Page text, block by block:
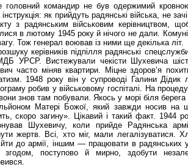
головний командир не був одержимий
інструкція: як прийдуть радянські війська, не
з радянським військовим керівництвом,
в лютому 1945 року й нічого не дали.
Тож генерал воював із ними ще декілька літ.
керівників підпілля радянські
УРСР. Вистежували чекісти Шухевича
часто міняв квартири. Міцне здоров’я
1948 року він у супроводі Галини Дідик
робив у військовому госпіталі. На
знов там побували. Якось у морі біля
Матері Божої, який завжди носив на
скоро загину». Цікавий і такий факт. 1944
Шухевичу, коли прийде Радянська
жертв. Всі, хто міг, мали легалізуватися.
до армії, іншим — працювати в радянських
згодом, поступово й мирно, здобути